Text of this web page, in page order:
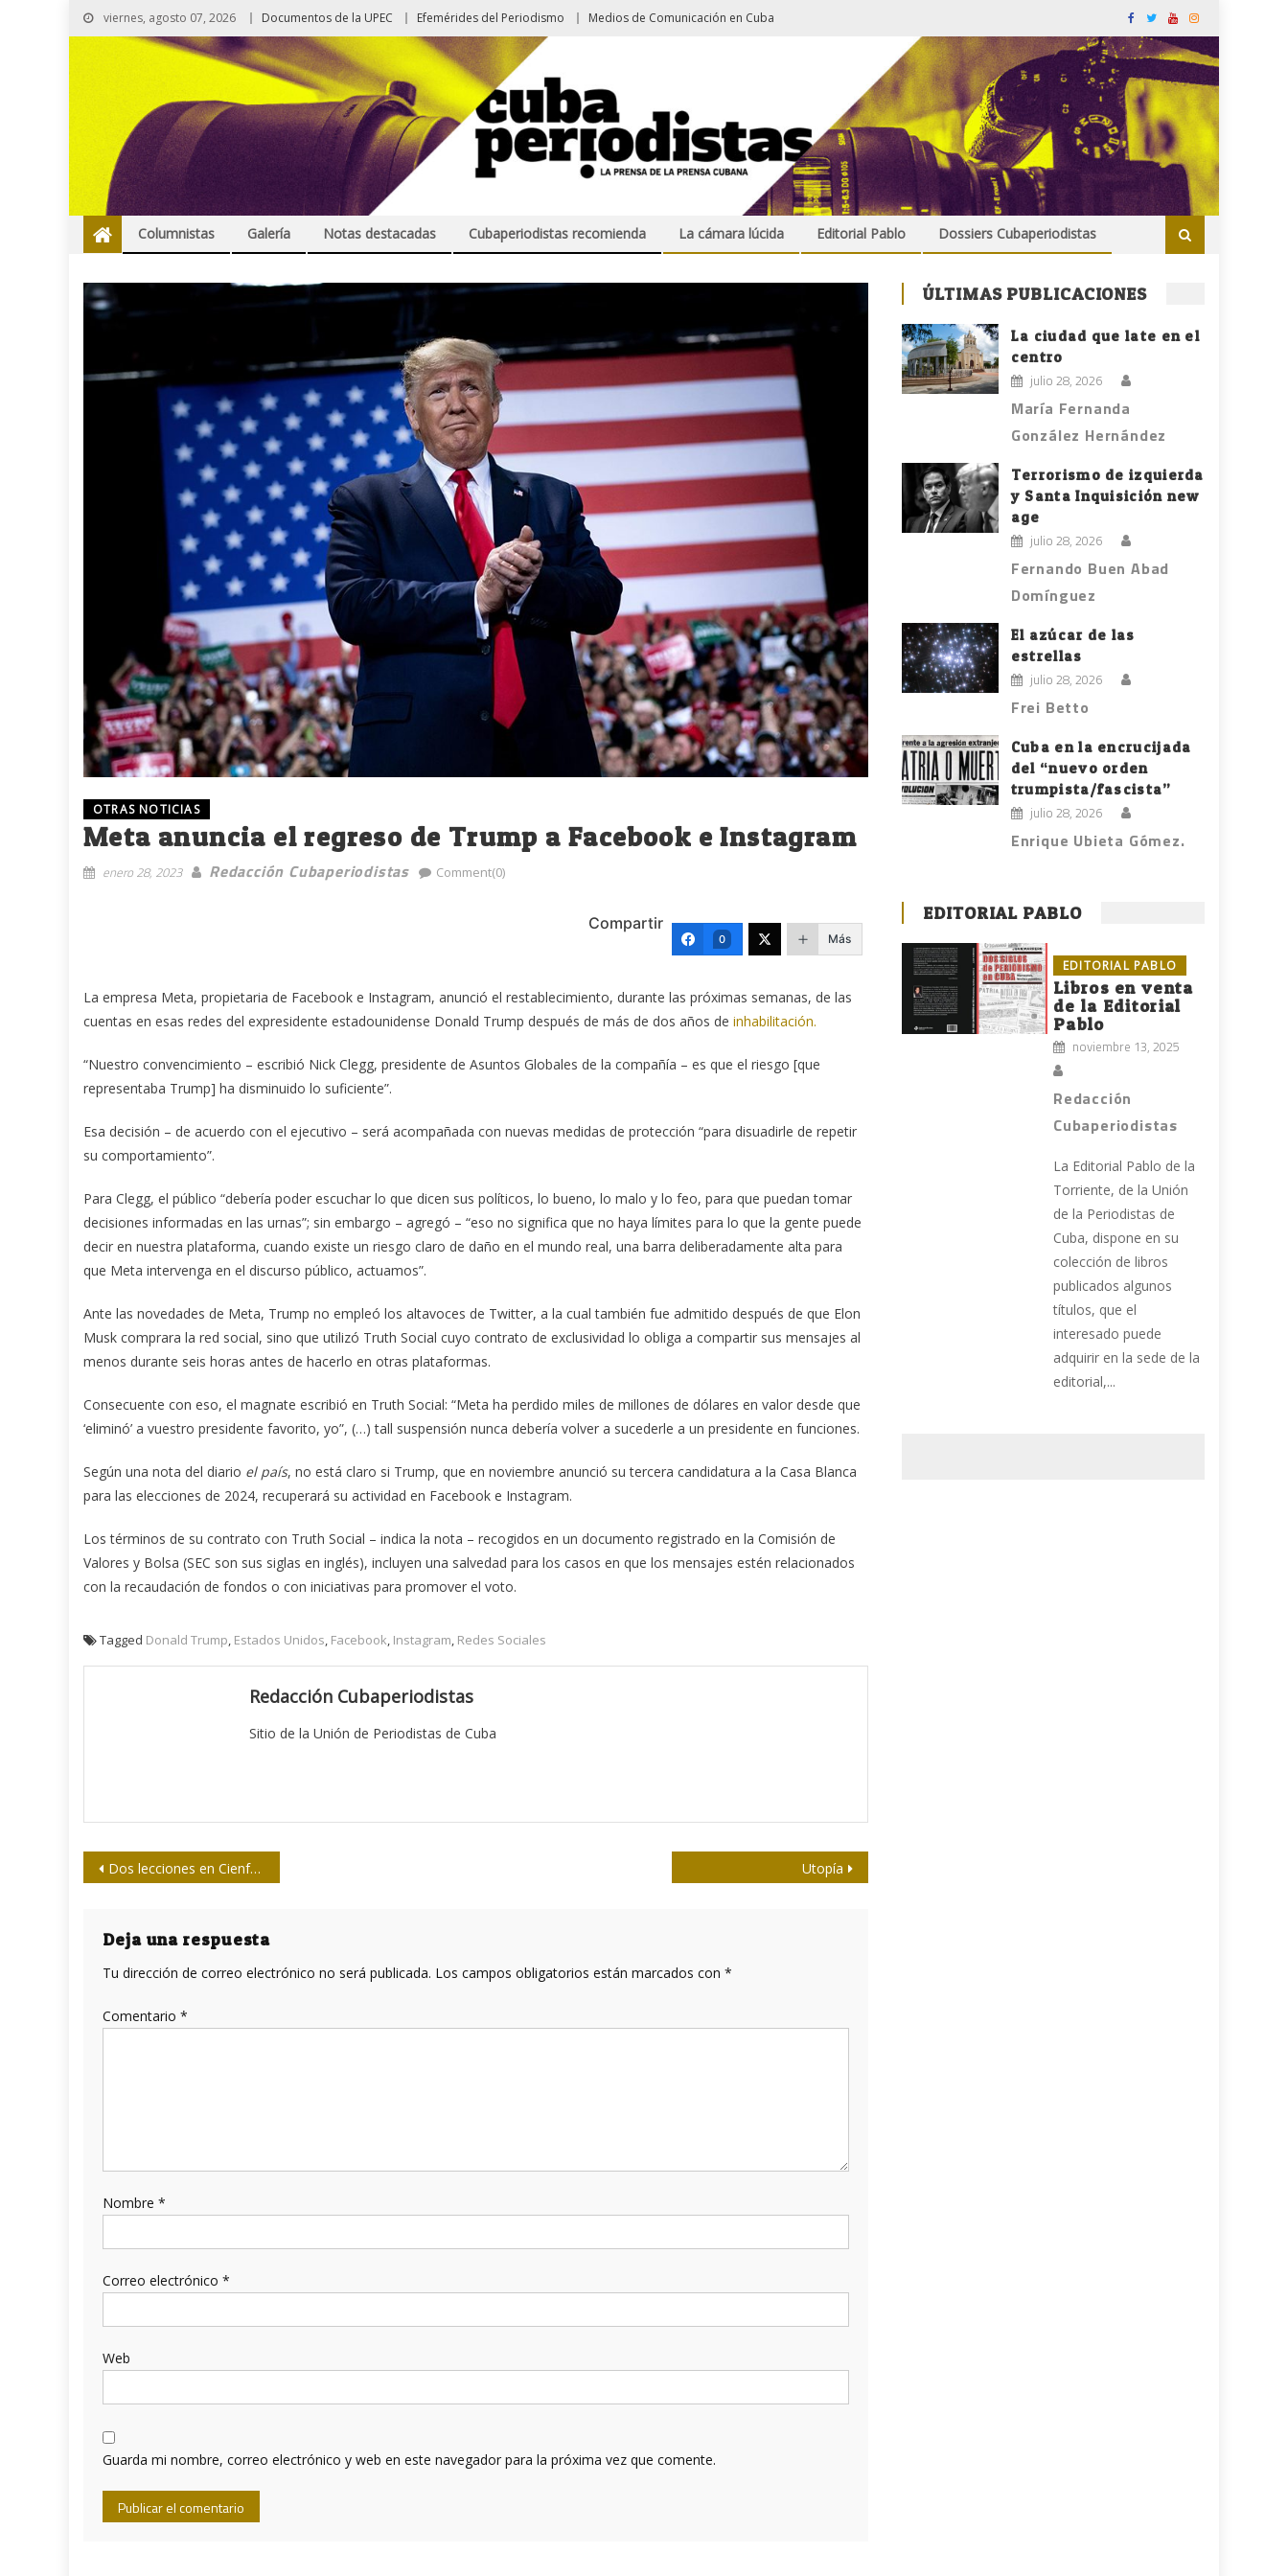
viernes, agosto 07, 2026 Documentos de la UPEC Efemérides del Periodismo Medios de Comunicación en Cuba
Columnistas Galería Notas destacadas Cubaperiodistas recomienda La cámara lúcida Editorial Pablo Dossiers Cubaperiodistas
OTRAS NOTICIAS
Meta anuncia el regreso de Trump a Facebook e Instagram
enero 28, 2023 Redacción Cubaperiodistas Comment(0)
Compartir
0 Más
La empresa Meta, propietaria de Facebook e Instagram, anunció el restablecimiento, durante las próximas semanas, de las
cuentas en esas redes del expresidente estadounidense Donald Trump después de más de dos años de inhabilitación.
“Nuestro convencimiento – escribió Nick Clegg, presidente de Asuntos Globales de la compañía – es que el riesgo [que
representaba Trump] ha disminuido lo suficiente”.
Esa decisión – de acuerdo con el ejecutivo – será acompañada con nuevas medidas de protección “para disuadirle de repetir
su comportamiento”.
Para Clegg, el público “debería poder escuchar lo que dicen sus políticos, lo bueno, lo malo y lo feo, para que puedan tomar
decisiones informadas en las urnas”; sin embargo – agregó – “eso no significa que no haya límites para lo que la gente puede
decir en nuestra plataforma, cuando existe un riesgo claro de daño en el mundo real, una barra deliberadamente alta para
que Meta intervenga en el discurso público, actuamos”.
Ante las novedades de Meta, Trump no empleó los altavoces de Twitter, a la cual también fue admitido después de que Elon
Musk comprara la red social, sino que utilizó Truth Social cuyo contrato de exclusividad lo obliga a compartir sus mensajes al
menos durante seis horas antes de hacerlo en otras plataformas.
Consecuente con eso, el magnate escribió en Truth Social: “Meta ha perdido miles de millones de dólares en valor desde que
‘eliminó’ a vuestro presidente favorito, yo”, (…) tall suspensión nunca debería volver a sucederle a un presidente en funciones.
Según una nota del diario el país, no está claro si Trump, que en noviembre anunció su tercera candidatura a la Casa Blanca
para las elecciones de 2024, recuperará su actividad en Facebook e Instagram.
Los términos de su contrato con Truth Social – indica la nota – recogidos en un documento registrado en la Comisión de
Valores y Bolsa (SEC son sus siglas en inglés), incluyen una salvedad para los casos en que los mensajes estén relacionados
con la recaudación de fondos o con iniciativas para promover el voto.
Tagged Donald Trump, Estados Unidos, Facebook, Instagram, Redes Sociales
Redacción Cubaperiodistas
Sitio de la Unión de Periodistas de Cuba
Navegación
entradas
Dos lecciones en Cienfuegos Utopía
Deja una respuesta
Tu dirección de correo electrónico no será publicada. Los campos obligatorios están marcados con *
Comentario *
Nombre *
Correo electrónico *
Web
Guarda mi nombre, correo electrónico y web en este navegador para la próxima vez que comente.
ÚLTIMAS PUBLICACIONES
La ciudad que late en el
centro
julio 28, 2026
María Fernanda
González Hernández
Terrorismo de izquierda
y Santa Inquisición new
age
julio 28, 2026
Fernando Buen Abad
Domínguez
El azúcar de las
estrellas
julio 28, 2026
Frei Betto
Cuba en la encrucijada
del “nuevo orden
trumpista/fascista”
julio 28, 2026
Enrique Ubieta Gómez.
EDITORIAL PABLO
EDITORIAL PABLO
Libros en venta
de la Editorial
Pablo
noviembre 13, 2025
Redacción
Cubaperiodistas
La Editorial Pablo de la
Torriente, de la Unión
de la Periodistas de
Cuba, dispone en su
colección de libros
publicados algunos
títulos, que el
interesado puede
adquirir en la sede de la
editorial,...